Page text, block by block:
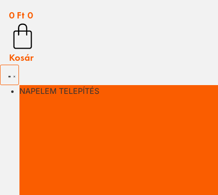
0 Ft 0
Kosár
NAPELEM TELEPÍTÉS